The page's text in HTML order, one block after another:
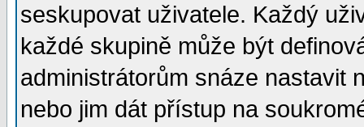
seskupovat uživatele. Každý
každé skupině může být
administrátorům snáze nastavit
nebo jim dát přístup na